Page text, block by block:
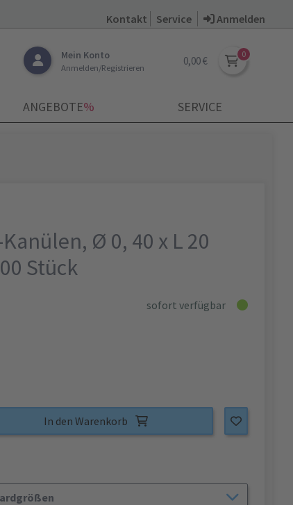
Kontakt Service Anmelden
Mein Konto
Anmelden/Registrieren
0,00 €
ANGEBOTE­% SERVICE
Ø 0, 40 x L 20
Stück
sofort verfügbar
In den Warenkorb